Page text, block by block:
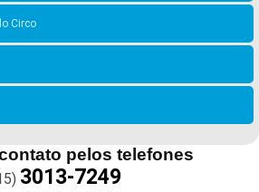
Circo
pelos telefones
3013-7249